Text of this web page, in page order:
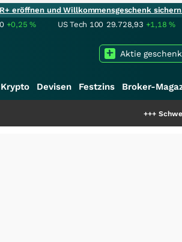
eröffnen und Willkommensgeschenk
+0,25% US Tech 100 29.728,93 +1,18%
Aktie
Krypto Devisen Festzins Broker-
Schwere Seltene